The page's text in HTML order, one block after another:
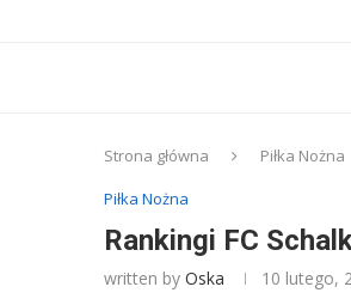
Strona główna Piłka Nożna
Piłka Nożna
Rankingi FC
written by Oska 10 lutego,